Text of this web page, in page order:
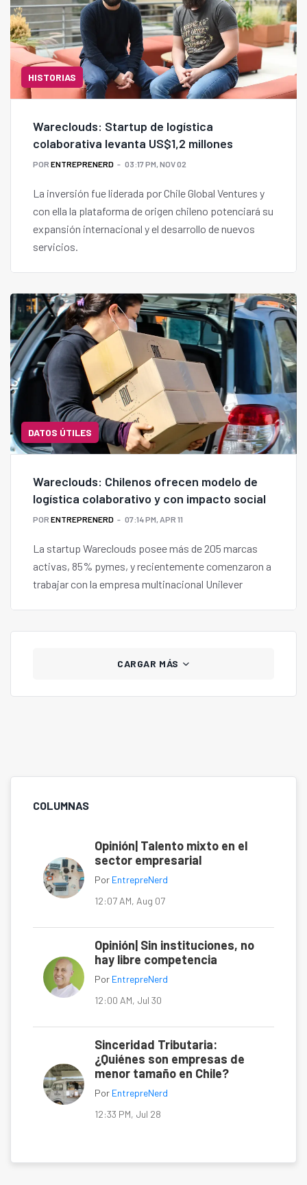
HISTORIAS
Wareclouds: Startup de logística
colaborativa levanta US$1,2 millones
POR ENTREPRENERD 03:17 PM, NOV 02
La inversión fue liderada por Chile Global Ventures y
con ella la plataforma de origen chileno potenciará su
expansión internacional y el desarrollo de nuevos
servicios.
DATOS ÚTILES
Wareclouds: Chilenos ofrecen modelo de
logística colaborativo y con impacto social
POR ENTREPRENERD 07:14 PM, APR 11
La startup Wareclouds posee más de 205 marcas
activas, 85% pymes, y recientemente comenzaron a
trabajar con la empresa multinacional Unilever
CARGAR MÁS
COLUMNAS
Opinión| Talento mixto en el
sector empresarial
Por EntrepreNerd
12:07 AM, Aug 07
Opinión| Sin instituciones, no
hay libre competencia
Por EntrepreNerd
12:00 AM, Jul 30
Sinceridad Tributaria:
¿Quiénes son empresas de
menor tamaño en Chile?
Por EntrepreNerd
12:33 PM, Jul 28